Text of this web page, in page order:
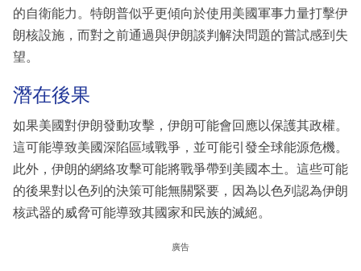
的自衛能力。特朗普似乎更傾向於使用美國軍事力量打擊伊
朗核設施，而對之前通過與伊朗談判解決問題的嘗試感到失
望。
潛在後果
如果美國對伊朗發動攻擊，伊朗可能會回應以保護其政權。
這可能導致美國深陷區域戰爭，並可能引發全球能源危機。
此外，伊朗的網絡攻擊可能將戰爭帶到美國本土。這些可能
的後果對以色列的決策可能無關緊要，因為以色列認為伊朗
核武器的威脅可能導致其國家和民族的滅絕。
廣告